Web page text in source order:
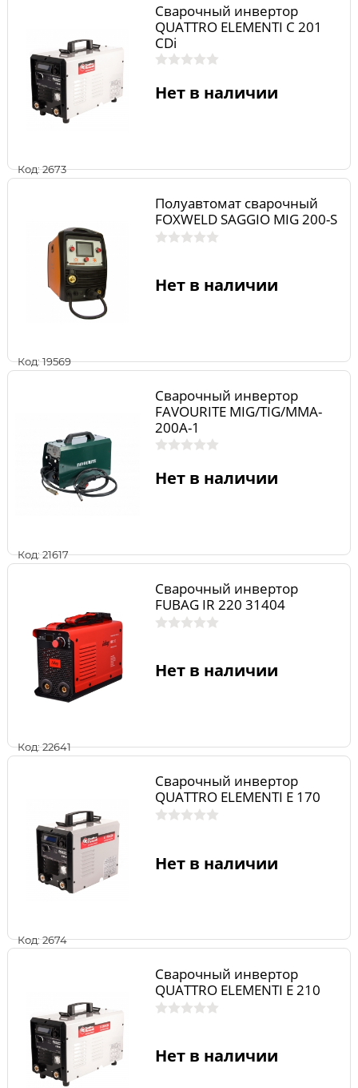
Код: 2673
Сварочный инвертор
QUATTRO ELEMENTI C 201
CDi
Нет в наличии
Код: 19569
Полуавтомат сварочный
FOXWELD SAGGIO MIG 200-S
Нет в наличии
Код: 21617
Сварочный инвертор
FAVOURITE MIG/TIG/MMA-
200A-1
Нет в наличии
Код: 22641
Сварочный инвертор
FUBAG IR 220 31404
Нет в наличии
Код: 2674
Сварочный инвертор
QUATTRO ELEMENTI E 170
Нет в наличии
Сварочный инвертор
QUATTRO ELEMENTI E 210
Нет в наличии